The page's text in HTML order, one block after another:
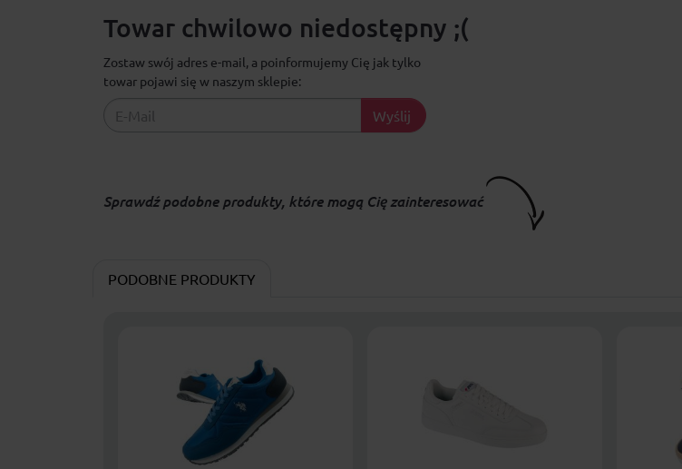
Towar chwilowo niedostępny ;(
Zostaw swój adres e-mail, a poinformujemy Cię jak tylko
towar pojawi się w naszym sklepie:
Wyślij
Sprawdź podobne produkty, które mogą Cię zainteresować
PODOBNE PRODUKTY